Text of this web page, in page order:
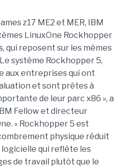
z17 ME2 et MER, IBM
LinuxOne Rockhopper
qui reposent sur les mêmes
système Rockhopper 5,
aux entreprises qui ont
et sont prêtes à
de leur parc x86 », a
Fellow et directeur
« Rockhopper 5 est
physique réduit
qui reflète les
de travail plutôt que le